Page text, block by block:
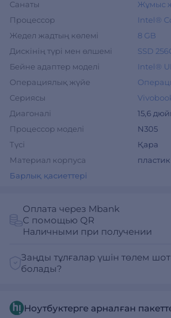
Санаты
Жұмыс
Процессор
Intel®
Жедел жадтың көлемі
8 GB
Дискінің түрі мен өлшемі
SSD
Бейне адаптер моделі
Intel®
Операциялық жүйе
Сериясы
Диагоналі
15,6
Процессор моделі
N305
Түсі
Қара
Материал корпуса
пластик
Барлық қасиеттері
Оплата через Mbank
С помощью QR
Наличными при получении
Заңды тұлғалар үшін төлем
болады?
Ноутбуктерге арналған